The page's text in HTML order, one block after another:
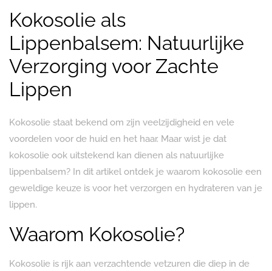
Kokosolie als
Lippenbalsem: Natuurlijke
Verzorging voor Zachte
Lippen
Kokosolie staat bekend om zijn veelzijdigheid en vele
voordelen voor de huid en het haar. Maar wist je dat
kokosolie ook uitstekend kan dienen als natuurlijke
lippenbalsem? In dit artikel ontdek je waarom kokosolie een
geweldige keuze is voor het verzorgen en hydrateren van je
lippen.
Waarom Kokosolie?
Kokosolie is rijk aan verzachtende vetzuren die diep in de